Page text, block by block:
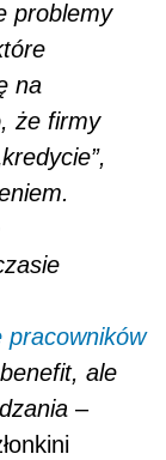
problemy
na
że firmy
pracowników
ale
–